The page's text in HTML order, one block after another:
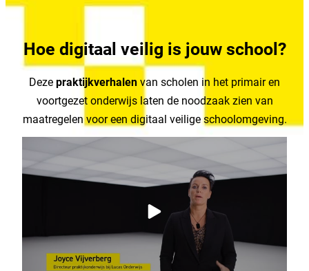
Hoe digitaal veilig is jouw school?
Deze praktijkverhalen van scholen in het primair en
voortgezet onderwijs laten de noodzaak zien van
maatregelen voor een digitaal veilige schoolomgeving.